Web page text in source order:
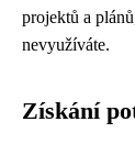
projektů a
nevyužíváte.
Získání